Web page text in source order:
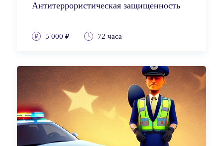
Антитеррористическая защищенность
5 000 ₽ 72 часа